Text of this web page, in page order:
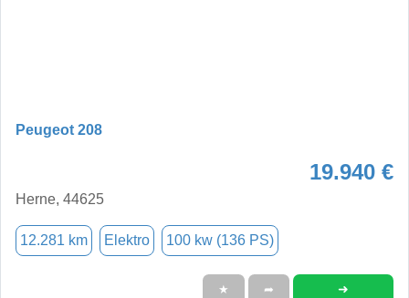
Peugeot 208
19.940 €
Herne, 44625
12.281 km Elektro 100 kw (136 PS)
★ ➦ ➜